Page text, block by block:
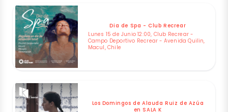
Dia de Spa - Club Recrear
Lunes 15 de Junio 12:00, Club Recrear -
Campo Deportivo Recrear - Avenida Quilin,
Macul, Chile
Los Domingos de Alauda Ruiz de Azúa
en SALA K